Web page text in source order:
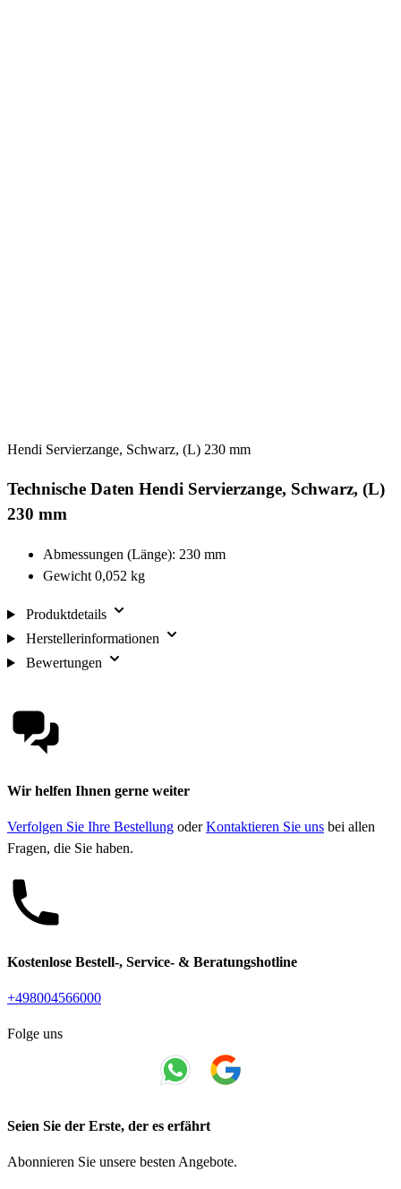
Hendi Servierzange, Schwarz, (L) 230 mm
Technische Daten Hendi Servierzange, Schwarz, (L)
230 mm
Abmessungen (Länge): 230 mm
Gewicht 0,052 kg
Produktdetails
Herstellerinformationen
Bewertungen
Wir helfen Ihnen gerne weiter
Verfolgen Sie Ihre Bestellung oderKontaktieren Sie uns bei allen
Fragen, die Sie haben.
Kostenlose Bestell-, Service- & Beratungshotline
+498004566000
Folge uns
Seien Sie der Erste, der es erfährt
Abonnieren Sie unsere besten Angebote.